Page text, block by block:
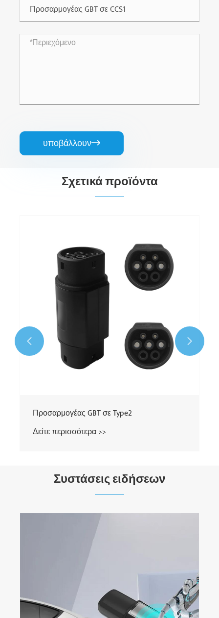
υποβάλλουν
Σχετικά προϊόντα
Προσαρμογέας GBT σε Type2
Δείτε περισσότερα >>
 
Συστάσεις ειδήσεων